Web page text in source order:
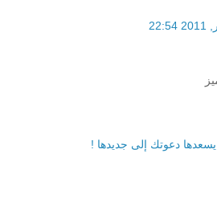
دعوتك إلى جديدها !